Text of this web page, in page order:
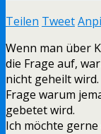
Teilen Tweet
Wenn man über
die Frage auf,
nicht geheilt
Frage warum
gebetet wird.
Ich möchte